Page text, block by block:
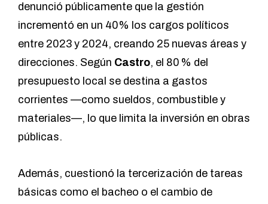
denunció públicamente que la gestión
incrementó en un 40% los cargos políticos
entre 2023 y 2024, creando 25 nuevas áreas y
direcciones. Según Castro, el 80 % del
presupuesto local se destina a gastos
corrientes —como sueldos, combustible y
materiales—, lo que limita la inversión en obras
públicas.
Además, cuestionó la tercerización de tareas
básicas como el bacheo o el cambio de